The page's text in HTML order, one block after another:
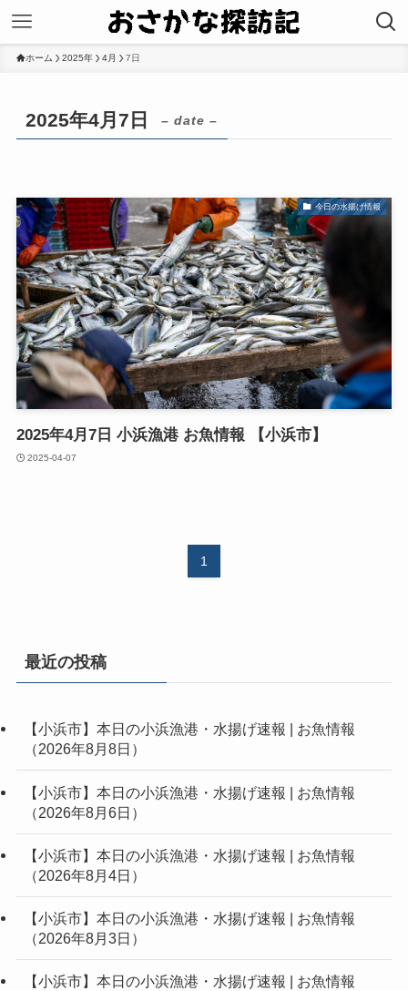
ホーム 2025年 4月 7日
2025年4月7日 – date –
今日の水揚げ情報
2025年4月7日 小浜漁港 お魚情報 【小浜市】
2025-04-07
1
最近の投稿
【小浜市】本日の小浜漁港・水揚げ速報 | お魚情報
（2026年8月8日）
【小浜市】本日の小浜漁港・水揚げ速報 | お魚情報
（2026年8月6日）
【小浜市】本日の小浜漁港・水揚げ速報 | お魚情報
（2026年8月4日）
【小浜市】本日の小浜漁港・水揚げ速報 | お魚情報
（2026年8月3日）
【小浜市】本日の小浜漁港・水揚げ速報 | お魚情報